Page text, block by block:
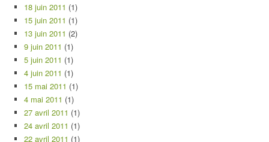
18 juin 2011 (1)
15 juin 2011 (1)
13 juin 2011 (2)
9 juin 2011 (1)
5 juin 2011 (1)
4 juin 2011 (1)
15 mai 2011 (1)
4 mai 2011 (1)
27 avril 2011 (1)
24 avril 2011 (1)
22 avril 2011 (1)